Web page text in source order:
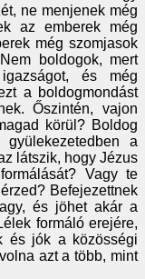
ne menjenek még
az emberek még
még szomjasok
boldogok, mert
és még
a boldogmondást
Őszintén, vajon
körül? Boldog
a
látszik, hogy Jézus
Vagy te
Befejezettnek
és jöhet akár a
formáló erejére,
és jók a közösségi
azt a több, mint